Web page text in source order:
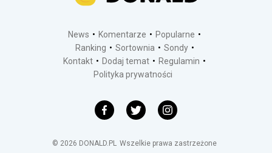
News Komentarze
Popularne
Ranking
Sortownia
Sondy
Kontakt
Dodaj temat
Regulamin
Polityka prywatności
© 2026 DONALD.PL Wszelkie prawa zastrzeżone